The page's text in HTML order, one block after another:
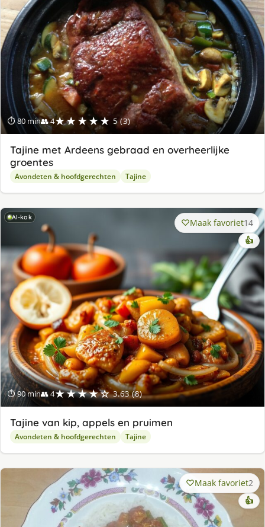
⏱ 80 min👥 4★★★★★ 5 (3)
Tajine met Ardeens gebraad en overheerlijke
groentes
Avondeten & hoofdgerechten Tajine
AI-kok
⏱ 90 min👥 4★★★★☆ 3.63 (8)
Maak favoriet14
👍
Tajine van kip, appels en pruimen
Avondeten & hoofdgerechten Tajine
Maak favoriet2
👍